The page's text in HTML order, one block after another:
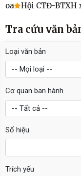
Hội CTĐ-BTXH
Tra cứu văn
Loại văn bản
Cơ quan ban hành
Số hiệu
Trích yếu